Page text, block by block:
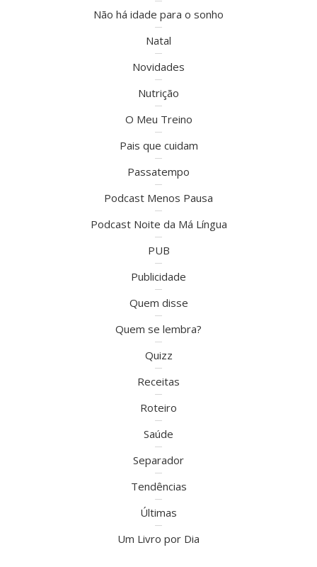
Não há idade para o sonho
Natal
Novidades
Nutrição
O Meu Treino
Pais que cuidam
Passatempo
Podcast Menos Pausa
Podcast Noite da Má Língua
PUB
Publicidade
Quem disse
Quem se lembra?
Quizz
Receitas
Roteiro
Saúde
Separador
Tendências
Últimas
Um Livro por Dia